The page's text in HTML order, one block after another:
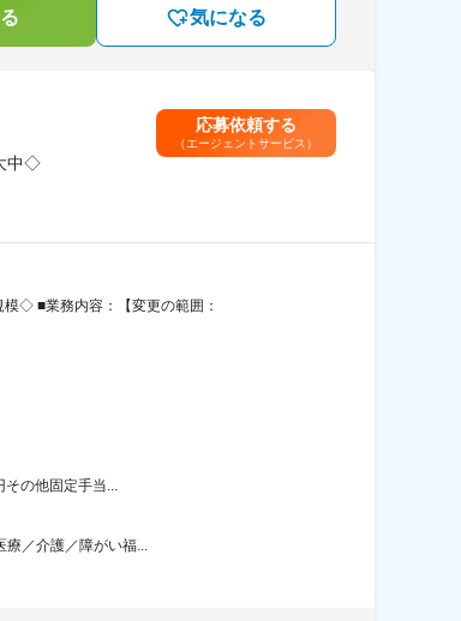
気になる
中◇
応募依頼する
（エージェントサービス）
◇ ■業務内容：【変更の範囲：
の他固定手当...
療／介護／障がい福...